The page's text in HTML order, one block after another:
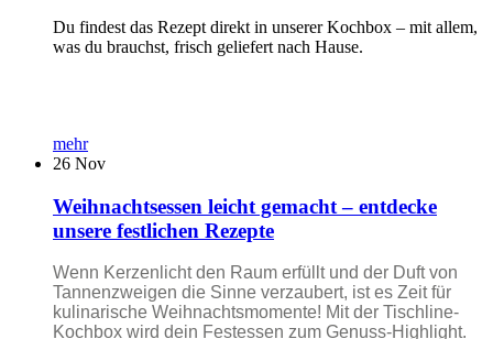
Du findest das Rezept direkt in unserer Kochbox – mit allem,
was du brauchst, frisch geliefert nach Hause.
mehr
26 Nov
Weihnachtsessen leicht gemacht – entdecke
unsere festlichen Rezepte
Wenn Kerzenlicht den Raum erfüllt und der Duft von
Tannenzweigen die Sinne verzaubert, ist es Zeit für
kulinarische Weihnachtsmomente! Mit der Tischline-
Kochbox wird dein Festessen zum Genuss-Highlight.